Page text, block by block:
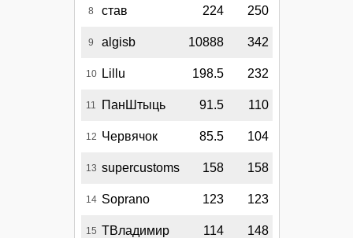
8 став 224 250
9 algisb 10888 342
10 Lillu 198.5 232
11 ПанШтыць 91.5 110
12 Червячок 85.5 104
13 supercustoms 158 158
14 Soprano 123 123
15 ТВладимир 114 148